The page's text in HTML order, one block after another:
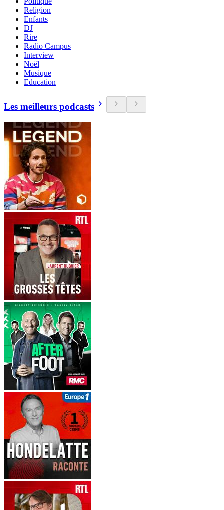
Religion
Enfants
DJ
Rire
Radio Campus
Interview
Noël
Musique
Education
Les meilleurs podcasts